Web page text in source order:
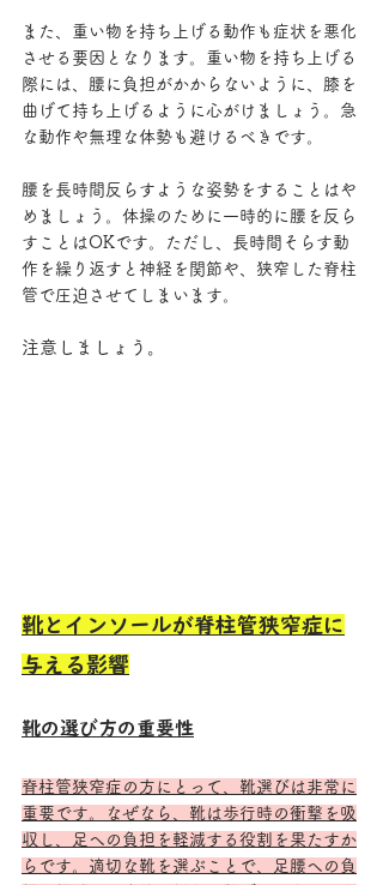
また、重い物を持ち上げる動作も症状を悪化
させる要因となります。重い物を持ち上げる
際には、腰に負担がかからないように、膝を
曲げて持ち上げるように心がけましょう。急
な動作や無理な体勢も避けるべきです。
腰を長時間反らすような姿勢をすることはや
めましょう。体操のために一時的に腰を反ら
すことはOKです。ただし、長時間そらす動
作を繰り返すと神経を関節や、狭窄した脊柱
管で圧迫させてしまいます。
注意しましょう。
靴とインソールが脊柱管狭窄症に
与える影響
靴の選び方の重要性
脊柱管狭窄症の方にとって、靴選びは非常に
重要です。なぜなら、靴は歩行時の衝撃を吸
収し、足への負担を軽減する役割を果たすか
らです。適切な靴を選ぶことで、足腰への負